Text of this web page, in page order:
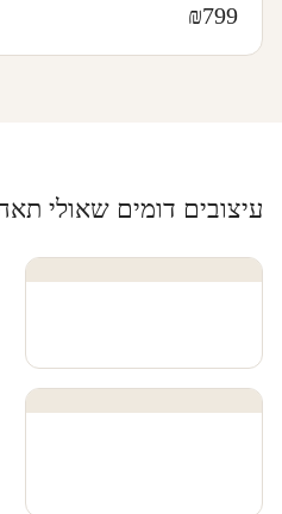
₪799
עיצובים דומים שאולי